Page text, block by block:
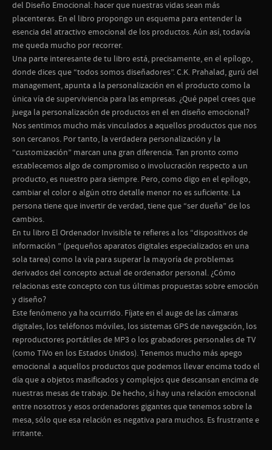
del Diseño Emocional: hacer que nuestras vidas sean más
placenteras. En el libro propongo un esquema para entender la
esencia del atractivo emocional de los productos. Aún así, todavía
me queda mucho por recorrer.
Una parte interesante de tu libro está, precisamente, en el epílogo,
donde dices que “todos somos diseñadores”. C.K. Prahalad, gurú del
management, apunta a la personalización en el producto como la
única vía de superviviencia para las empresas. ¿Qué papel crees que
juega la personalización de productos en el en diseño emocional?
Nos sentimos mucho más vinculados a aquellos productos que nos
son cercanos. Por tanto, la verdadera personalización y la
“customización” marcan una gran diferencia. Tan pronto como
establecemos algo de compromiso o involucración respecto a un
producto, es nuestro para siempre. Pero, como digo en el epílogo,
cambiar el color o algún otro detalle menor no es suficiente. La
persona tiene que invertir de verdad, tiene que “ser dueña” de los
cambios.
En tu libro El Ordenador Invisiblete refieres a los “dispositivos de
información ” (pequeños aparatos digitales especializados en una
sola tarea) como la vía para superar la mayoría de problemas
derivados del concepto actual de ordenador personal. ¿Cómo
relacionas este concepto con tus últimas propuestas sobre emoción
y diseño?
Este fenómeno ya ha ocurrido. Fíjate en el auge de las cámaras
digitales, los teléfonos móviles, los sistemas GPS de navegación, los
reproductores portátiles de MP3 o los grabadores personales de TV
(como TiVo en los Estados Unidos). Tenemos mucho más apego
emocional a aquellos productos que podemos llevar encima todo el
día que a objetos masificados y complejos que descansan encima de
nuestras mesas de trabajo. De hecho, sí hay una relación emocional
entre nosotros y esos ordenadores gigantes que tenemos sobre la
mesa, sólo que esa relación es negativa para muchos. Es frustrante e
irritante.